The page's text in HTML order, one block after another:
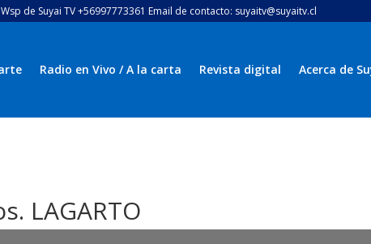
Wsp de Suyai TV +56997773361 Email de contacto: suyaitv@suyaitv.cl
Radio en Vivo / A la carta Revista digital Acerca de
LAGARTO